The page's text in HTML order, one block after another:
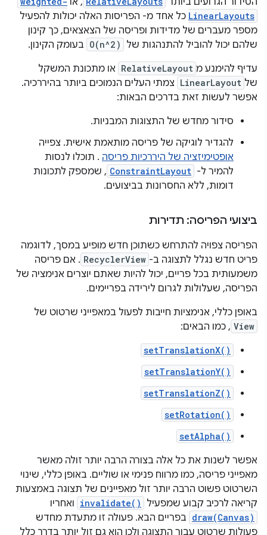
LinearLayouts כל אחד מ- הפריסות האלה יכולות להפעיל
מספר מעברים של מדידות ופריסה של הצאצאים, כך קינון
שלהם יכול להוביל להתנהגות של
O(n^2) בעומק הקינון.
עדיף להימנע מ RelativeLayout או מתכונת המשקל
של LinearLayout צמתי העלים הנמוכים ביותר בהיררכיה.
אפשר לעשות זאת בדרכים הבאות:
סידור מחדש של התצוגות המבניות.
להגדיר לוגיקה של פריסה מותאמת אישית. צפייה
אופטימיזציה של היררכיות פריסה . תוכלו לנסות
להמיר ל- ConstraintLayout , שמספק לתכונות
דומות, ללא החסרונות בביצועים.
ביצועי הפריסה: תדירות
הפריסה צפויה להתרחש כשתוכן חדש מופיע במסך, לדוגמה
פריט חדש נגלל לתצוגה ב- RecyclerView . אם פריסה
משמעותית בכל פריים, יכול להיות שאתם יוצרים אנימציה של
הפריסה, שעלולות לגרום לירידה בפריימים.
באופן כללי, אנימציות חייבות לפעול במאפייני שרטוט של
View , כמו הבאים:
setTranslationX()
setTranslationY()
setTranslationZ()
setRotation()
setAlpha()
אפשר לשנות את כל אלה בצורה הרבה יותר זולה מאשר
מאפייני פריסה, כמו מרווח פנימי או שוליים. באופן כללי, שינוי
השרטוט פשוט הרבה יותר זול מאפיינים של תצוגה באמצעות
קריאה לרכיב קבוע שמפעיל
invalidate() ואחריו
draw(Canvas) בפריים הבא. פעולה זו מתעדת מחדש
פעולות שרטוט עבור התצוגה ולכן הוא גם זול יותר בדרך כלל